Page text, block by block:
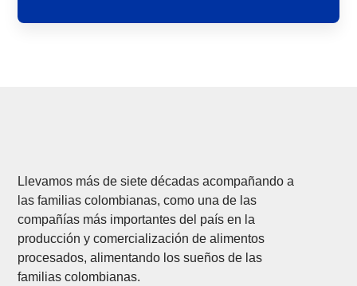
Llevamos más de siete décadas acompañando a
las familias colombianas, como una de las
compañías más importantes del país en la
producción y comercialización de alimentos
procesados, alimentando los sueños de las
familias colombianas.